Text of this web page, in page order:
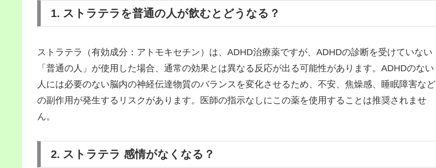
1. ストラテラを普通の人が飲むとどうなる？
ストラテラ（有効成分：アトモキセチン）は、ADHD治療薬ですが、ADHDの診断を受けていない
「普通の人」が使用した場合、通常の効果とは異なる反応が出る可能性があります。ADHDのない
人には必要のない脳内の神経伝達物質のバランスを変化させるため、不安、焦燥感、睡眠障害など
の副作用が発生するリスクがあります。医師の指示なしにこの薬を使用することは推奨されませ
ん。
2. ストラテラ 感情がなくなる？